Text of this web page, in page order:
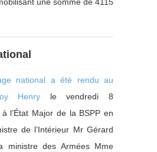
national a été rendu au
Henry le vendredi 8
l’État Major de la BSPP en
de l’Intérieur Mr Gérard
ministre des Armées Mme